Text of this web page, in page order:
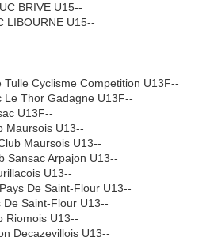
BRIVE U15--
LIBOURNE U15--
Tulle Cyclisme Competition U13F--
Le Thor Gadagne U13F--
U13F--
Maursois U13--
Maursois U13--
Sansac Arpajon U13--
U13--
De Saint-Flour U13--
De Saint-Flour U13--
Riomois U13--
Decazevillois U13--